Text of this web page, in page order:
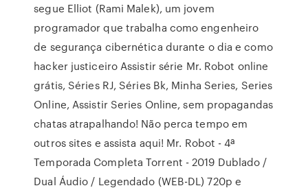
segue Elliot (Rami Malek), um jovem
programador que trabalha como engenheiro
de segurança cibernética durante o dia e como
hacker justiceiro Assistir série Mr. Robot online
grátis, Séries RJ, Séries Bk, Minha Series, Series
Online, Assistir Series Online, sem propagandas
chatas atrapalhando! Não perca tempo em
outros sites e assista aqui! Mr. Robot - 4ª
Temporada Completa Torrent - 2019 Dublado /
Dual Áudio / Legendado (WEB-DL) 720p e